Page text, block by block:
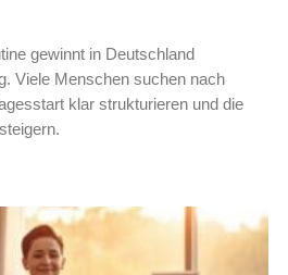
gewinnt in Deutschland
Viele Menschen suchen nach
klar strukturieren und die